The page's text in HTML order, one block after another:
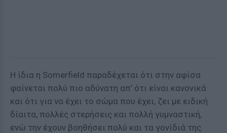
Η ίδια η Somerfield παραδέχεται ότι στην αφίσα
φαίνεται πολύ πιο αδύνατη απ' ότι είναι κανονικά
και ότι για να έχει το σώμα που έχει, ζει με ειδική
δίαιτα, πολλές στερήσεις και πολλή γυμναστική,
ενώ την έχουν βοηθήσει πολύ και τα γονίδιά της.